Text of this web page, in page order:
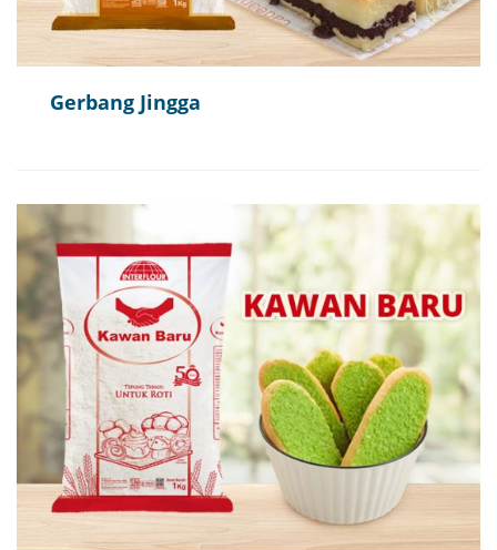
Gerbang Jingga